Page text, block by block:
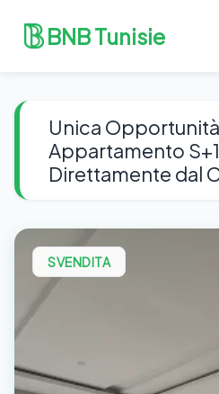
BNB Tunisie
Unica
Appartamento
Direttamente dal
SVENDITA